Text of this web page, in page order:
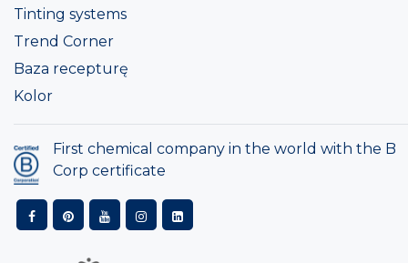
Tinting systems
Trend Corner
Baza recepturę
Kolor
First chemical company in the world with the B
Corp certificate